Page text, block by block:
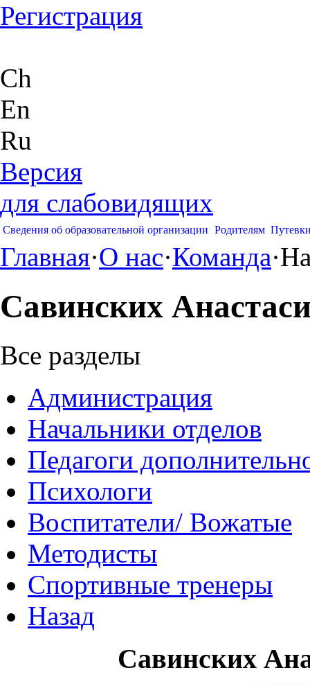
Регистрация
Ch
En
Ru
Версия
для слабовидящих
Сведения об образовательной организации Родителям
Главная·О нас·Команда·
Савинских
Все разделы
Администрация
Начальники отделов
Педагоги
Психологи
Воспитатели/ Вожатые
Методисты
Спортивные тренеры
Назад
Савинских